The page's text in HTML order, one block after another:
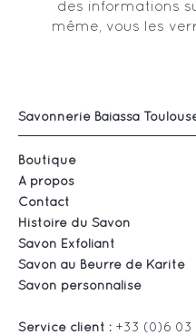
des informations
même, vous les
Savonnerie Baiassa
Boutique
À propos
Contact
Histoire du Savon
Savon Exfoliant
Savon au Beurre de Karité
Savon personnalisé
Service client : +33 (0)6 03